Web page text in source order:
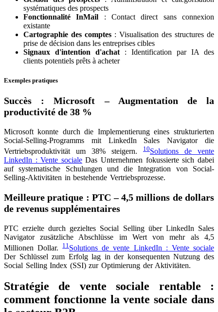
systématiques des prospects
Fonctionnalité InMail : Contact direct sans connexion
existante
Cartographie des comptes : Visualisation des structures de
prise de décision dans les entreprises cibles
Signaux d'intention d'achat: Identification par IA des
clients potentiels prêts à acheter
Exemples pratiques
Succès : Microsoft – Augmentation de la
productivité de 38 %
Microsoft konnte durch die Implementierung eines strukturierten
Social-Selling-Programms mit LinkedIn Sales Navigator die
Vertriebsproduktivität um 38% steigern.
10Solutions de vente
LinkedIn : Vente socialeDas Unternehmen fokussierte sich dabei
auf systematische Schulungen und die Integration von Social-
Selling-Aktivitäten in bestehende Vertriebsprozesse.
Meilleure pratique : PTC – 4,5 millions de dollars
de revenus supplémentaires
PTC erzielte durch gezieltes Social Selling über LinkedIn Sales
Navigator zusätzliche Abschlüsse im Wert von mehr als 4,5
Millionen Dollar.11Solutions de vente LinkedIn : Vente sociale
Der Schlüssel zum Erfolg lag in der konsequenten Nutzung des
Social Selling Index (SSI) zur Optimierung der Aktivitäten.
Stratégie de vente sociale rentable :
comment fonctionne la vente sociale dans